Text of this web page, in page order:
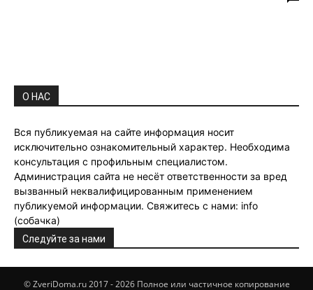
О НАС
Вся публикуемая на сайте информация носит
исключительно ознакомительный характер. Необходима
консультация с профильным специалистом.
Администрация сайта не несёт ответственности за вред
вызванный неквалифицированным применением
публикуемой информации. Свяжитесь с нами: info
(собачка)
Следуйте за нами
© ZveriDoma.ru 2017 - 2026 Полное или частичное копирование